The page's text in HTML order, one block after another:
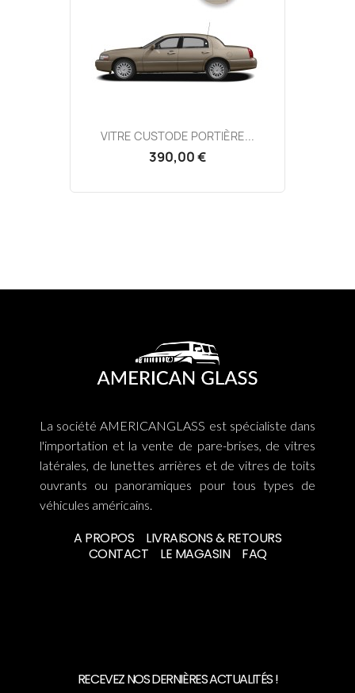
VITRE CUSTODE PORTIÈRE...
390,00 €
La société AMERICANGLASS est spécialiste dans
l'importation et la vente de pare-brises, de vitres
latérales, de lunettes arrières et de vitres de toits
ouvrants ou panoramiques pour tous types de
véhicules américains.
A PROPOS
LIVRAISONS & RETOURS
CONTACT
LE MAGASIN FAQ
RECEVEZ NOS DERNIÈRES ACTUALITÉS !